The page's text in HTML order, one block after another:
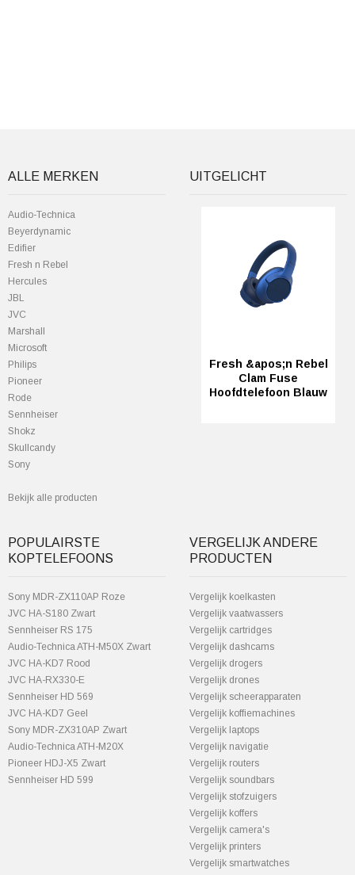
ALLE MERKEN
Audio-Technica
Beyerdynamic
Edifier
Fresh n Rebel
Hercules
JBL
JVC
Marshall
Microsoft
Philips
Pioneer
Rode
Sennheiser
Shokz
Skullcandy
Sony
Bekijk alle producten
UITGELICHT
Fresh &apos;n Rebel
Clam Fuse
Hoofdtelefoon Blauw
POPULAIRSTE
KOPTELEFOONS
Sony MDR-ZX110AP Roze
JVC HA-S180 Zwart
Sennheiser RS 175
Audio-Technica ATH-M50X Zwart
JVC HA-KD7 Rood
JVC HA-RX330-E
Sennheiser HD 569
JVC HA-KD7 Geel
Sony MDR-ZX310AP Zwart
Audio-Technica ATH-M20X
Pioneer HDJ-X5 Zwart
Sennheiser HD 599
VERGELIJK ANDERE
PRODUCTEN
Vergelijk koelkasten
Vergelijk vaatwassers
Vergelijk cartridges
Vergelijk dashcams
Vergelijk drogers
Vergelijk drones
Vergelijk scheerapparaten
Vergelijk koffiemachines
Vergelijk laptops
Vergelijk navigatie
Vergelijk routers
Vergelijk soundbars
Vergelijk stofzuigers
Vergelijk koffers
Vergelijk camera's
Vergelijk printers
Vergelijk smartwatches